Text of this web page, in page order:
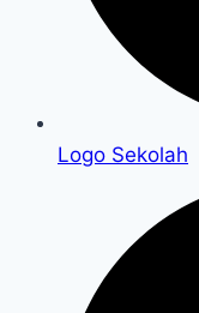
Logo Sekolah